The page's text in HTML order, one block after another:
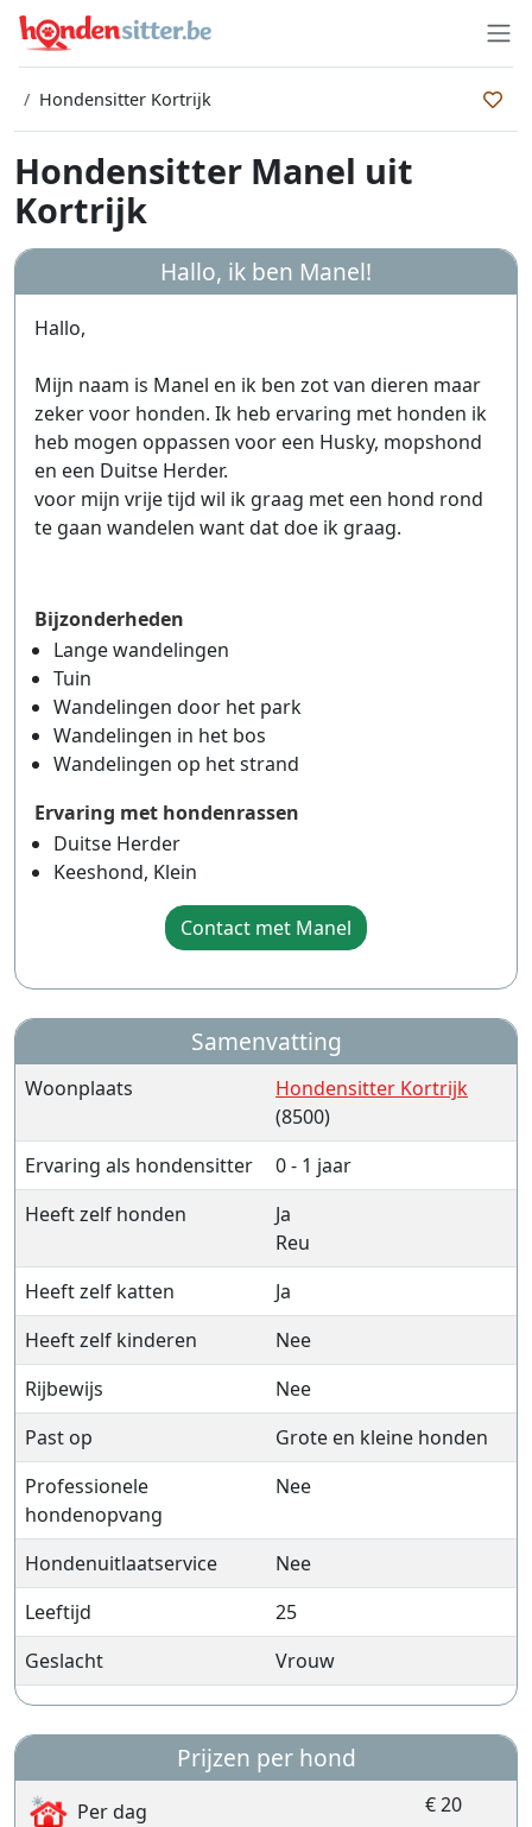
Hondensitter Kortrijk
Hondensitter Manel uit
Kortrijk
Hallo, ik ben Manel!
Hallo,
Mijn naam is Manel en ik ben zot van dieren maar
zeker voor honden. Ik heb ervaring met honden ik
heb mogen oppassen voor een Husky, mopshond
en een Duitse Herder.
voor mijn vrije tijd wil ik graag met een hond rond
te gaan wandelen want dat doe ik graag.
Bijzonderheden
Lange wandelingen
Tuin
Wandelingen door het park
Wandelingen in het bos
Wandelingen op het strand
Ervaring met hondenrassen
Duitse Herder
Keeshond, Klein
Contact met Manel
Samenvatting
Woonplaats
Hondensitter Kortrijk
(8500)
Ervaring als hondensitter
0 - 1 jaar
Heeft zelf honden
Ja
Reu
Heeft zelf katten
Ja
Heeft zelf kinderen
Nee
Rijbewijs
Nee
Past op
Grote en kleine honden
Professionele
hondenopvang
Nee
Hondenuitlaatservice
Nee
Leeftijd
25
Geslacht
Vrouw
Prijzen per hond
Per dag € 20